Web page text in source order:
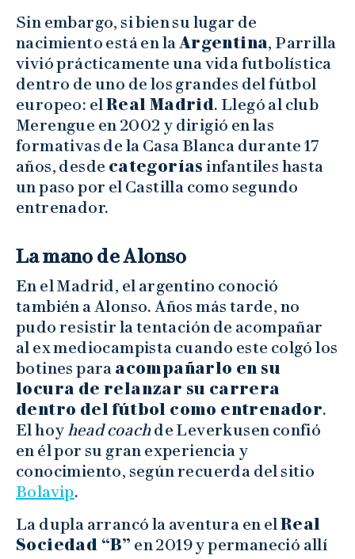
Sin embargo, si bien su lugar de
nacimiento está en laArgentina, Parrilla
vivió prácticamente una vida futbolística
dentro de uno de los grandes del fútbol
europeo: elReal Madrid. Llegó al club
Merengue en 2002 y dirigió en las
formativas de la Casa Blanca durante 17
años, desde categorías infantiles hasta
un paso por el Castilla como segundo
entrenador.
La mano de Alonso
En el Madrid, el argentino conoció
también a Alonso. Años más tarde, no
pudo resistir la tentación de acompañar
al ex mediocampista cuando este colgó los
botines para acompañarlo en su
locura de relanzar su carrera
dentro del fútbol como entrenador.
El hoyhead coachde Leverkusen confió
en él por su gran experiencia y
conocimiento, según recuerda del sitio
Bolavip.
La dupla arrancó la aventura en elReal
Sociedad “B” en 2019 y permaneció allí